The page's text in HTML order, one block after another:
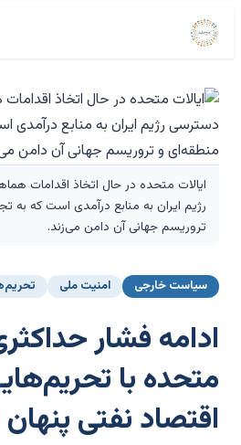
ایالات متحده در حال اتخاذ اقدامات
رژیم ایران به منابع درآمدی است که به
تروریسم جهانی آن دامن می‌زند.
سیاست خارجی امنیت ملی
ادامه فشار
متحده با
اقتصاد نفتی پنهان